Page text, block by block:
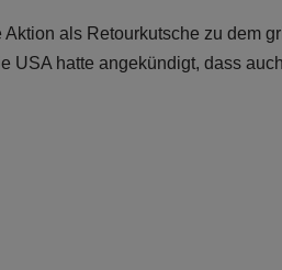
als Retourkutsche zu dem
USA hatte angekündigt, dass